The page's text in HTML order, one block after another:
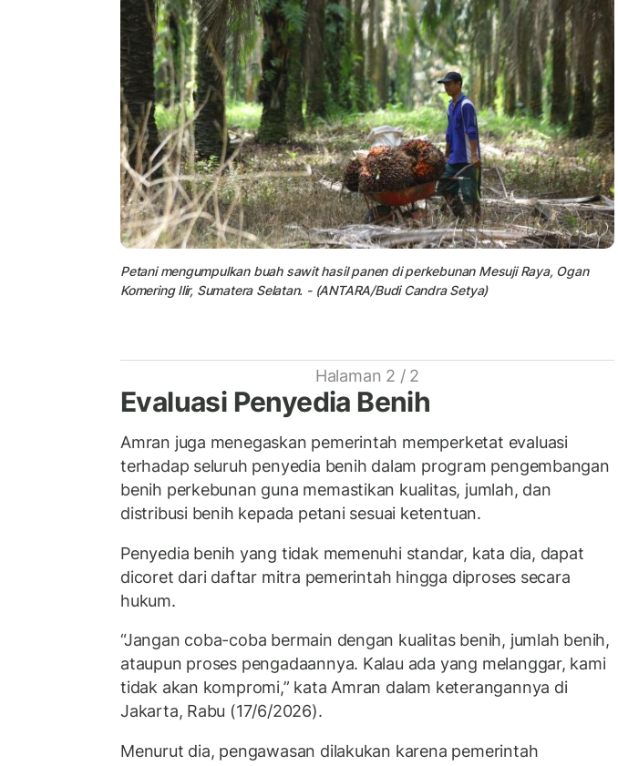
Petani mengumpulkan buah sawit hasil panen di perkebunan Mesuji Raya, Ogan
Komering Ilir, Sumatera Selatan. - (ANTARA/Budi Candra Setya)
Halaman 2 / 2
Evaluasi Penyedia Benih
Amran juga menegaskan pemerintah memperketat evaluasi
terhadap seluruh penyedia benih dalam program pengembangan
benih perkebunan guna memastikan kualitas, jumlah, dan
distribusi benih kepada petani sesuai ketentuan.
Penyedia benih yang tidak memenuhi standar, kata dia, dapat
dicoret dari daftar mitra pemerintah hingga diproses secara
hukum.
“Jangan coba-coba bermain dengan kualitas benih, jumlah benih,
ataupun proses pengadaannya. Kalau ada yang melanggar, kami
tidak akan kompromi,” kata Amran dalam keterangannya di
Jakarta, Rabu (17/6/2026).
Menurut dia, pengawasan dilakukan karena pemerintah